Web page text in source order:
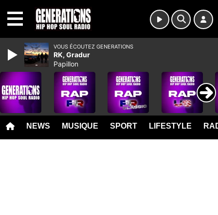
NEWS MUSIQUE SPORT LIFESTYLE
VOUS ÉCOUTEZ GENERATIONS
RK, Gradur
Papillon